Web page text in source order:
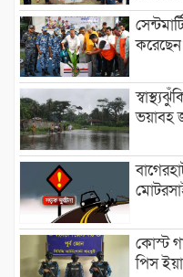
করেছেন
ভয়াবহ
কোস্ট
পিস